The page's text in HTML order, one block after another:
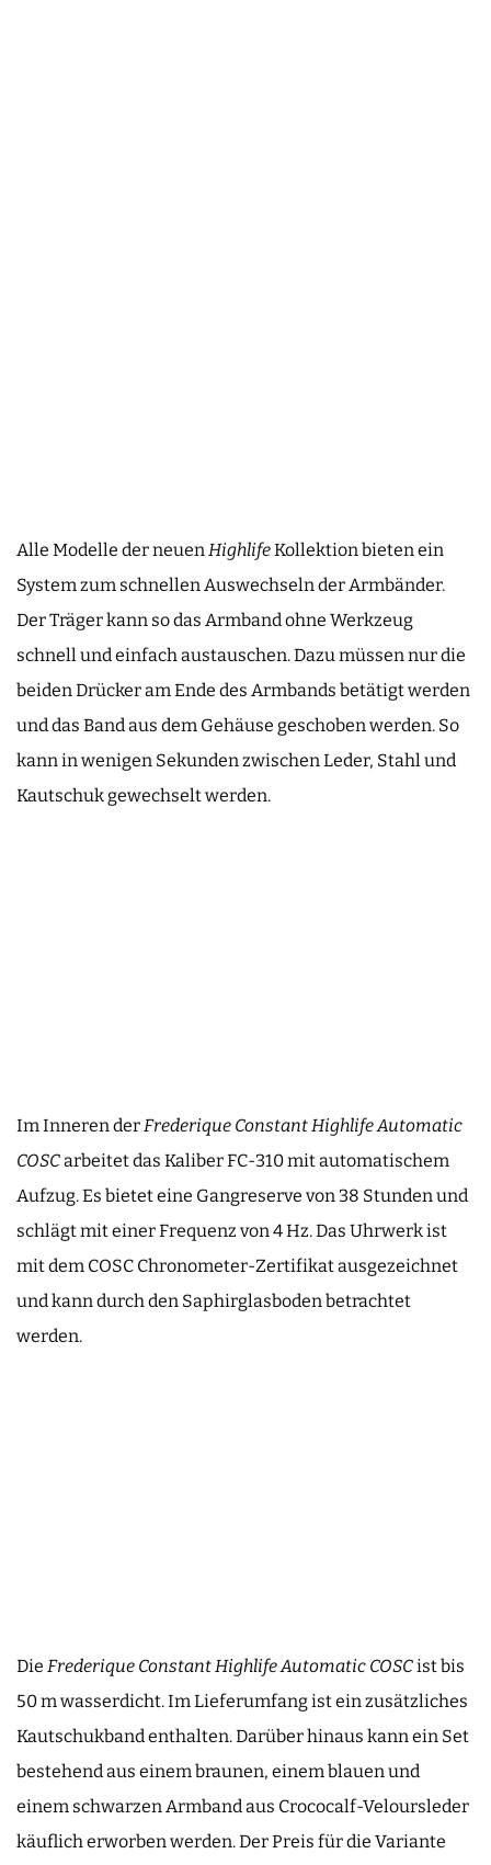
Alle Modelle der neuen HighlifeKollektion bieten ein
System zum schnellen Auswechseln der Armbänder.
Der Träger kann so das Armband ohne Werkzeug
schnell und einfach austauschen. Dazu müssen nur die
beiden Drücker am Ende des Armbands betätigt werden
und das Band aus dem Gehäuse geschoben werden. So
kann in wenigen Sekunden zwischen Leder, Stahl und
Kautschuk gewechselt werden.
Im Inneren der Frederique Constant Highlife Automatic
COSCarbeitet das Kaliber FC-310 mit automatischem
Aufzug. Es bietet eine Gangreserve von 38 Stunden und
schlägt mit einer Frequenz von 4 Hz. Das Uhrwerk ist
mit dem COSC Chronometer-Zertifikat ausgezeichnet
und kann durch den Saphirglasboden betrachtet
werden.
Die Frederique Constant Highlife Automatic COSCist bis
50 m wasserdicht. Im Lieferumfang ist ein zusätzliches
Kautschukband enthalten. Darüber hinaus kann ein Set
bestehend aus einem braunen, einem blauen und
einem schwarzen Armband aus Crococalf-Veloursleder
käuflich erworben werden. Der Preis für die Variante